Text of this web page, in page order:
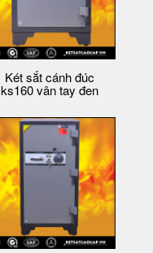
Két sắt cánh đúc
ks160 vân tay đen